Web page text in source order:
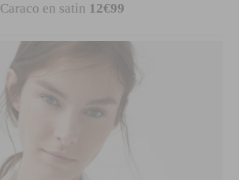
Caraco en satin 12€99